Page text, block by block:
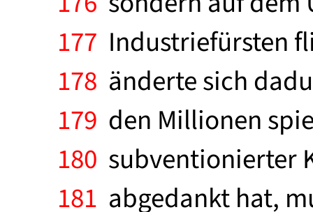
177 Industriefürsten
178 änderte sich
179 den Millionen
180 subventionierter
181 abgedankt hat,